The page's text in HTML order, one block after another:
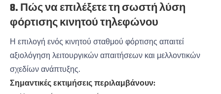
8. Πώς να επιλέξετε τη σωστή λύση
φόρτισης κινητού τηλεφώνου
Η επιλογή ενός κινητού σταθμού φόρτισης απαιτεί
αξιολόγηση λειτουργικών απαιτήσεων και μελλοντικών
σχεδίων ανάπτυξης.
Σημαντικές εκτιμήσεις περιλαμβάνουν: